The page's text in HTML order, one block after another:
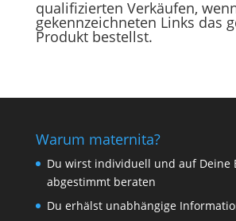
qualifizierten Verkäufen,
gekennzeichneten Links das
Produkt bestellst.
Warum maternita?
Du wirst individuell und auf Deine
abgestimmt beraten
Du erhälst unabhängige